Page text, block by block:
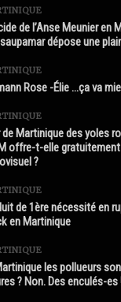
de l’Anse Meunier en
dépose une
Rose -Élie …ça va
de Martinique des yoles
offre-t-elle
?
de 1ère nécessité en
en Martinique
les pollueurs
? Non. Des enculés-es